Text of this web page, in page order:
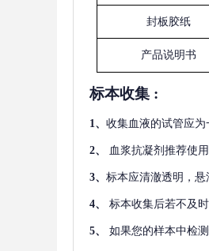
封板胶纸
产品说明书
标本收集 :
1、 收集血液的试管应为
2、 血浆抗凝剂推荐使用
3、 标本应清澈透明，悬
4、 标本收集后若不及
5、 如果您的样本中检